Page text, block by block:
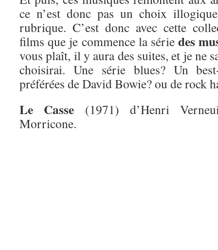
ce n’est donc pas un choix
rubrique. C’est donc avec cette
films que je commence la série des
vous plaît, il y aura des suites, et je ne
choisirai. Une série blues? Un
préférées de David Bowie? ou de rock
Le Casse (1971) d’Henri
Morricone.